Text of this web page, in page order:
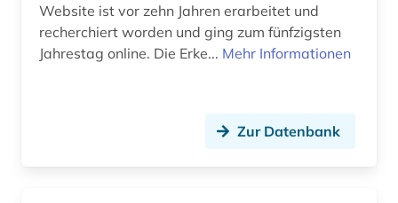
armenien (west) (1)
artefakte (1)
arzt (1)
Website ist vor zehn Jahren erarbeitet und
recherchiert worden und ging zum fünfzigsten
Jahrestag online. Die Erke... Mehr Informationen
Zur Datenbank